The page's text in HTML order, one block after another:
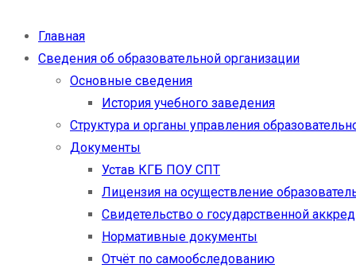
Главная
Сведения об образовательной организации
Основные сведения
История учебного заведения
Структура и органы управления
Документы
Устав КГБ ПОУ СПТ
Лицензия на осуществление
Свидетельство о государственной
Нормативные документы
Отчёт по самообследованию